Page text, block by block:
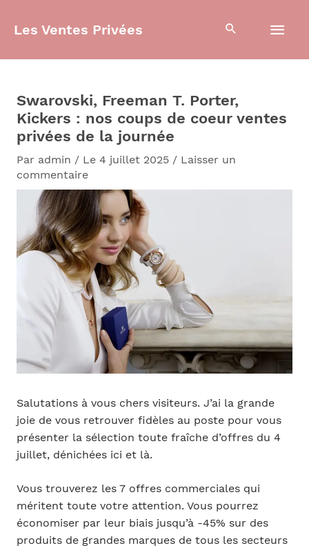
Les Ventes Privées
Swarovski, Freeman T. Porter,
Kickers : nos coups de coeur ventes
privées de la journée
Par admin / Le 4 juillet 2025 / Laisser un
commentaire
Salutations à vous chers visiteurs. J’ai la grande
joie de vous retrouver fidèles au poste pour vous
présenter la sélection toute fraîche d’offres du 4
juillet, dénichées ici et là.
Vous trouverez les 7 offres commerciales qui
méritent toute votre attention. Vous pourrez
économiser par leur biais jusqu’à -45% sur des
produits de grandes marques de tous les secteurs